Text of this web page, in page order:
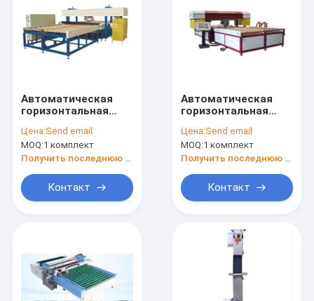
Автоматическая
горизонтальная
швейная машина
CNC
Цена:Send email
MOQ:1 комплект
Контакт
Автоматическая
горизонтальная
швейная машина
Цена:Send email
MOQ:1 комплект
Контакт